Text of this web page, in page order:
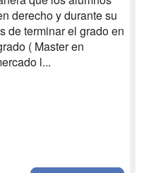
derecho y durante su
de terminar el grado en
( Master en
l...